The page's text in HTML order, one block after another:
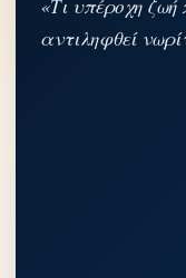
«Τι υπέροχη
αντιληφθεί